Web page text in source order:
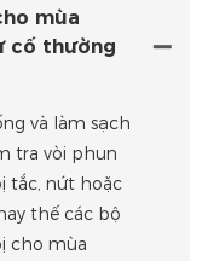
mùa
cố thường
và làm sạch
tra vòi phun
tắc, nứt hoặc
thế các bộ
cho mùa